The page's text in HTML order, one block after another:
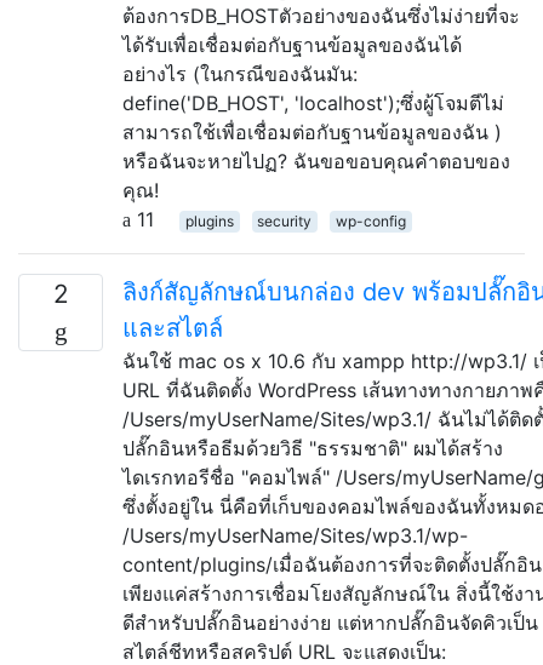
ต้องการDB_HOSTตัวอย่างของฉันซึ่งไม่ง่ายที่จะ
ได้รับเพื่อเชื่อมต่อกับฐานข้อมูลของฉันได้
อย่างไร (ในกรณีของฉันมัน:
define('DB_HOST', 'localhost');ซึ่งผู้โจมตีไม่
สามารถใช้เพื่อเชื่อมต่อกับฐานข้อมูลของฉัน )
หรือฉันจะหายไปฏ? ฉันขอขอบคุณคำตอบของ
คุณ!
11
plugins security wp-config
2
ลิงก์สัญลักษณ์บนกล่อง dev พร้อมปลั๊กอิ
และสไตล์
ฉันใช้ mac os x 10.6 กับ xampp http://wp3.1/
URL ที่ฉันติดตั้ง WordPress เส้นทางทางกายภาพ
/Users/myUserName/Sites/wp3.1/ ฉันไม่ได้ติด
ปลั๊กอินหรือธีมด้วยวิธี "ธรรมชาติ" ผมได้สร้าง
ไดเรกทอรีชื่อ "คอมไพล์" /Users/myUserName/
ซึ่งตั้งอยู่ใน นี่คือที่เก็บของคอมไพล์ของฉันทั้งหมด
/Users/myUserName/Sites/wp3.1/wp-
content/plugins/เมื่อฉันต้องการที่จะติดตั้งปลั๊กอิ
เพียงแค่สร้างการเชื่อมโยงสัญลักษณ์ใน สิ่งนี้ใช้งา
ดีสำหรับปลั๊กอินอย่างง่าย แต่หากปลั๊กอินจัดคิวเป็น
สไตล์ชีทหรือสคริปต์ URL จะแสดงเป็น: